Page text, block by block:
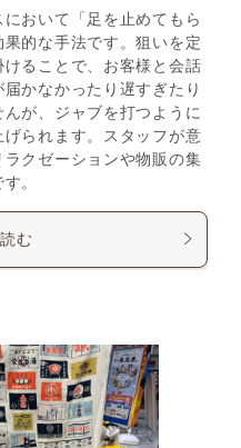
おいて「足を止めてもら
的な手法です。狙いを定
ることで、お客様と会話
かなかったり遅すぎたり
が、ジャブを打つように
られます。スタッフが意
クゼーションや物販の集
。
む